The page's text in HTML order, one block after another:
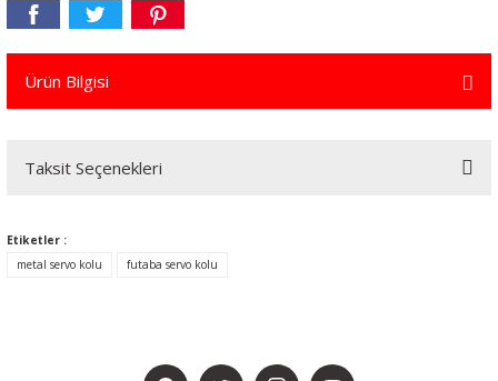
Ürün Bilgisi
Taksit Seçenekleri
Etiketler :
metal servo kolu
futaba servo kolu